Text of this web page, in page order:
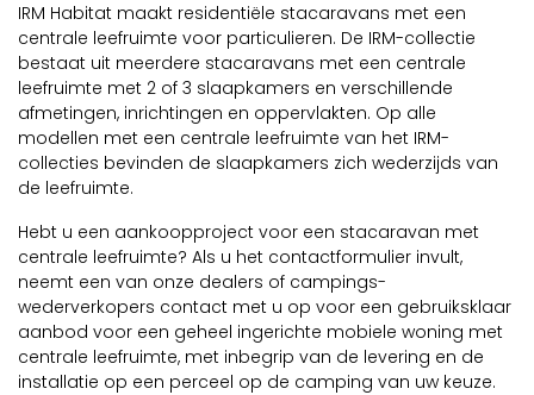
IRM Habitat maakt residentiële stacaravans met een
centrale leefruimte voor particulieren. De IRM-collectie
bestaat uit meerdere stacaravans met een centrale
leefruimte met 2 of 3 slaapkamers en verschillende
afmetingen, inrichtingen en oppervlakten. Op alle
modellen met een centrale leefruimte van het IRM-
collecties bevinden de slaapkamers zich wederzijds van
de leefruimte.
Hebt u een aankoopproject voor een stacaravan met
centrale leefruimte? Als u het contactformulier invult,
neemt een van onze dealers of campings-
wederverkopers contact met u op voor een gebruiksklaar
aanbod voor een geheel ingerichte mobiele woning met
centrale leefruimte, met inbegrip van de levering en de
installatie op een perceel op de camping van uw keuze.